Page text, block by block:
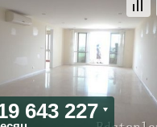
643 227